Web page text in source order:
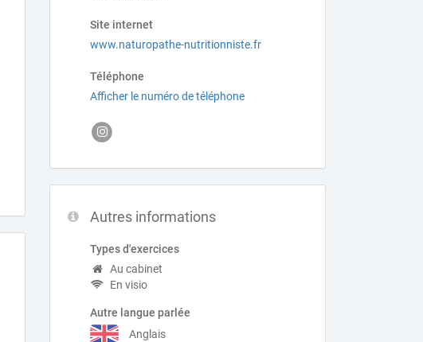
Site internet
www.naturopathe-nutritionniste.fr
Téléphone
Afficher le numéro de téléphone
Autres informations
Types d'exercices
Au cabinet
En visio
Autre langue parlée
Anglais